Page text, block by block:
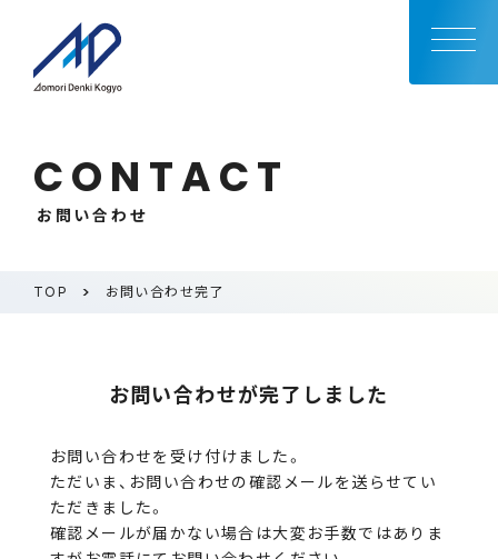
CONTACT
お問い合わせ
TOP お問い合わせ完了
お問い合わせが完了しました
お問い合わせを受け付けました。
ただいま、お問い合わせの確認メールを送らせてい
ただきました。
確認メールが届かない場合は大変お手数ではありま